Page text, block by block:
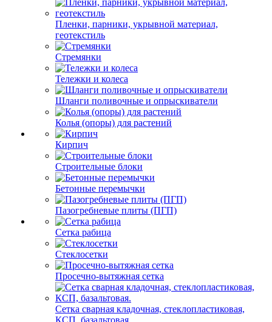
Пленки, парники, укрывной материал,
геотекстиль
Стремянки
Тележки и колеса
Шланги поливочные и опрыскиватели
Колья (опоры) для растений
Кирпич
Строительные блоки
Бетонные перемычки
Пазогребневые плиты (ПГП)
Сетка рабица
Стеклосетки
Просечно-вытяжная сетка
Сетка сварная кладочная, стеклопластиковая,
КСП, базальтовая.